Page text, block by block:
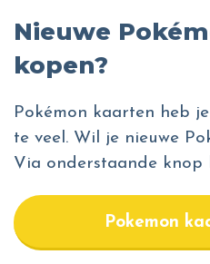
Nieuwe
kopen?
Pokémon kaarten heb
te veel. Wil je nieuwe
Via onderstaande
Pokemon